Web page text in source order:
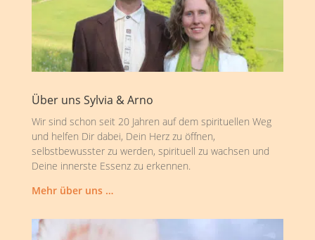
Über uns Sylvia & Arno
Wir sind schon seit 20 Jahren auf dem spirituellen Weg
und helfen Dir dabei, Dein Herz zu öffnen,
selbstbewusster zu werden, spirituell zu wachsen und
Deine innerste Essenz zu erkennen.
Mehr über uns …